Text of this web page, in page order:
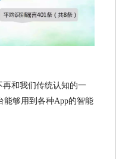
再和我们传统认知的一
能够用到各种App的智能